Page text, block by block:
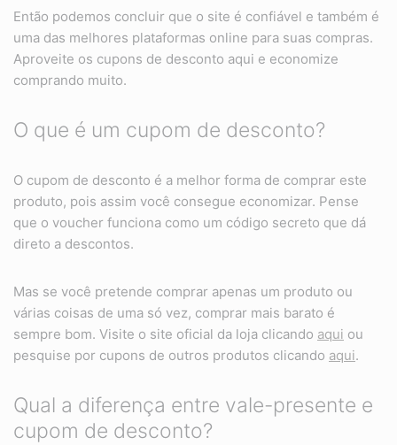
Então podemos concluir que o site é confiável e também é
uma das melhores plataformas online para suas compras.
Aproveite os cupons de desconto aqui e economize
comprando muito.
O que é um cupom de desconto?
O cupom de desconto é a melhor forma de comprar este
produto, pois assim você consegue economizar. Pense
que o voucher funciona como um código secreto que dá
direto a descontos.
Mas se você pretende comprar apenas um produto ou
várias coisas de uma só vez, comprar mais barato é
sempre bom. Visite o site oficial da loja clicando aqui ou
pesquise por cupons de outros produtos clicando aqui.
Qual a diferença entre vale-presente e
cupom de desconto?